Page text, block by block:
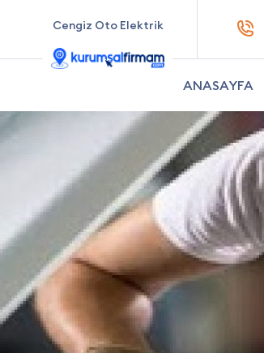
Cengiz Oto Elektrik
ANASAYFA